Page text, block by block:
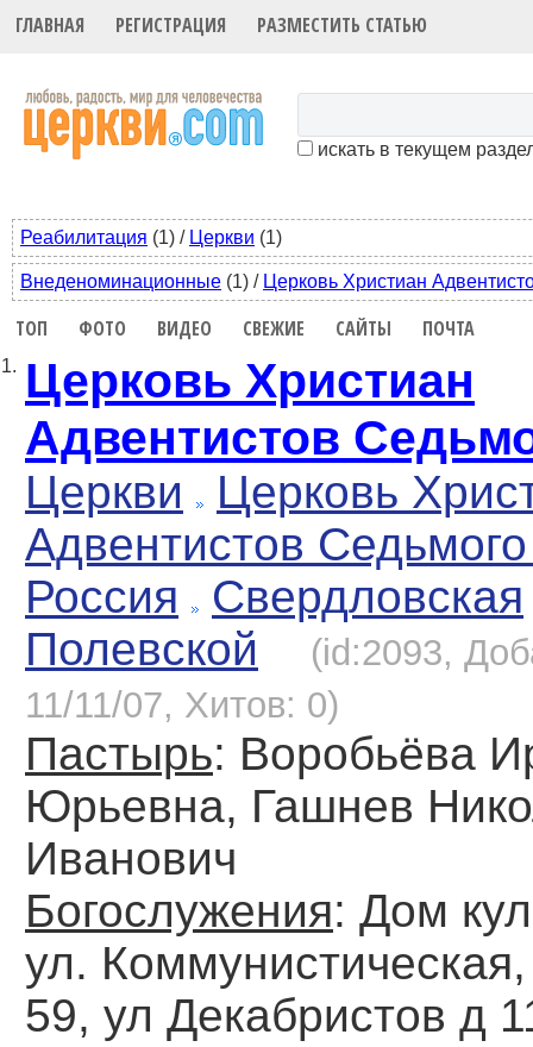
ГЛАВНАЯ РЕГИСТРАЦИЯ РАЗМЕСТИТЬ СТАТЬЮ
искать в текущем
Реабилитация (1) / Церкви (1)
Внеденоминационные (1) / Церковь Христиан
ТОП ФОТО ВИДЕО СВЕЖИЕ САЙТЫ ПОЧТА
1. Церковь Христиан
Адвентистов
Церкви
Церковь
Адвентистов
Россия
Свердловская
Полевской
(id:2093,
11/11/07, Хитов: 0)
Пастырь: Воробьёва
Юрьевна, Гашнев
Иванович
Богослужения: Дом
ул.
59, ул Декабристов д